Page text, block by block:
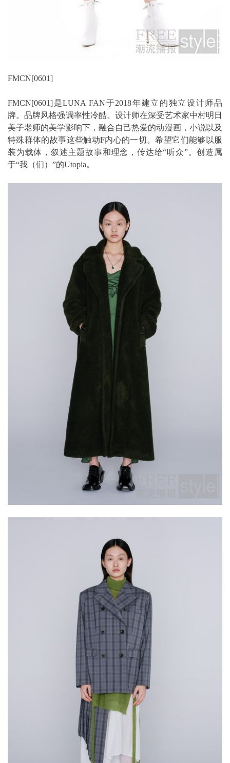
FMCN[0601]
FMCN[0601]是LUNA FAN于2018年建立的独立设计师品
牌。品牌风格强调率性冷酷。设计师在深受艺术家中村明日
美子老师的美学影响下，融合自己热爱的动漫画，小说以及
特殊群体的故事这些触动F内心的一切。希望它们能够以服
装为载体，叙述主题故事和理念，传达给“听众”。创造属
于“我（们）”的Utopia。